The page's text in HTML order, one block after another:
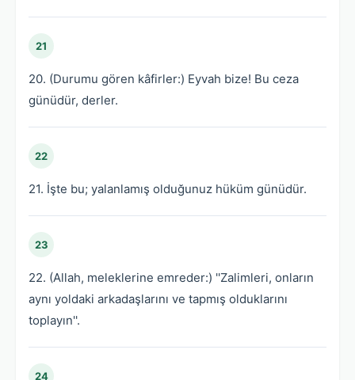
21
20. (Durumu gören kâfirler:) Eyvah bize! Bu ceza
günüdür, derler.
22
21. İşte bu; yalanlamış olduğunuz hüküm günüdür.
23
22. (Allah, meleklerine emreder:) ''Zalimleri, onların
aynı yoldaki arkadaşlarını ve tapmış olduklarını
toplayın''.
24